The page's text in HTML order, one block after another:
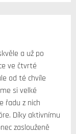
a už po
ve čtvrté
od té chvíle
si velké
řadu z nich
Díky aktivnímu
zaslouženě